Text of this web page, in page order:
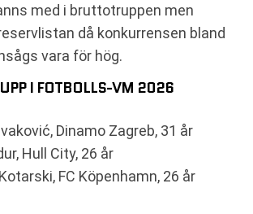
med i bruttotruppen men
då konkurrensen bland
vara för hög.
I FOTBOLLS-VM 2026
Dinamo Zagreb, 31 år
Hull City, 26 år
FC Köpenhamn, 26 år